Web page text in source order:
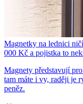
Magnetky na lednici
000 Kč a pojistka to
Magnety představují
tam máte i vy, raději je
peněz.